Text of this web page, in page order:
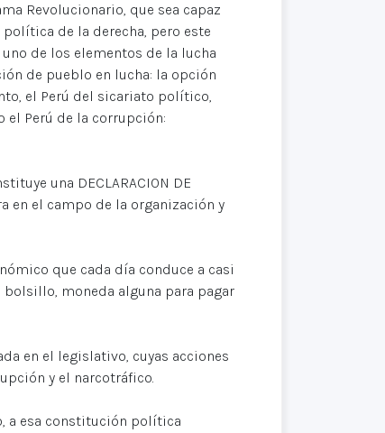
Revolucionario, que sea capaz
de la derecha, pero este
de los elementos de la lucha
de pueblo en lucha: la opción
el Perú del sicariato político,
el Perú de la corrupción:
una DECLARACION DE
en el campo de la organización y
que cada día conduce a casi
bolsillo, moneda alguna para pagar
en el legislativo, cuyas acciones
y el narcotráfico.
a esa constitución política